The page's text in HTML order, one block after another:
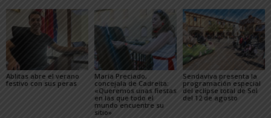
Ablitas abre el verano
festivo con sus peras
María Preciado,
concejala de Cadreita:
«Queremos unas fiestas
en las que todo el
mundo encuentre su
sitio»
Sendaviva presenta la
programación especial
del eclipse total de Sol
del 12 de agosto